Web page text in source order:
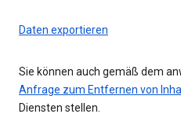
Daten exportieren
Sie können auch gemäß dem
Anfrage zum Entfernen von
Diensten stellen.